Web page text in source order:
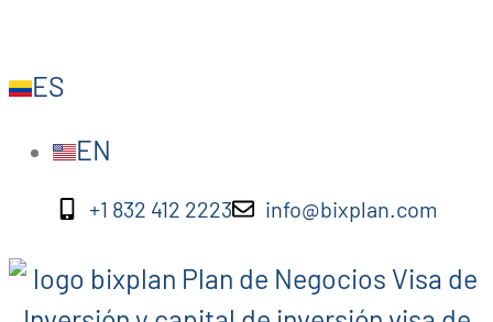
ES
EN
+1 832 412 2223 info@bixplan.com